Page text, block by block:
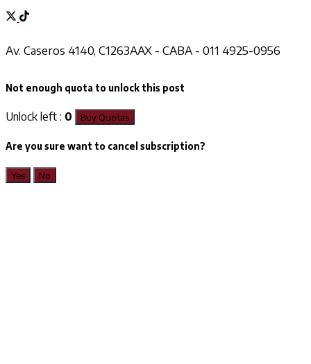
Av. Caseros 4140, C1263AAX - CABA - 011 4925-0956
Not enough quota to unlock this post
Unlock left : 0 Buy Quotas
Are you sure want to cancel subscription?
Yes No